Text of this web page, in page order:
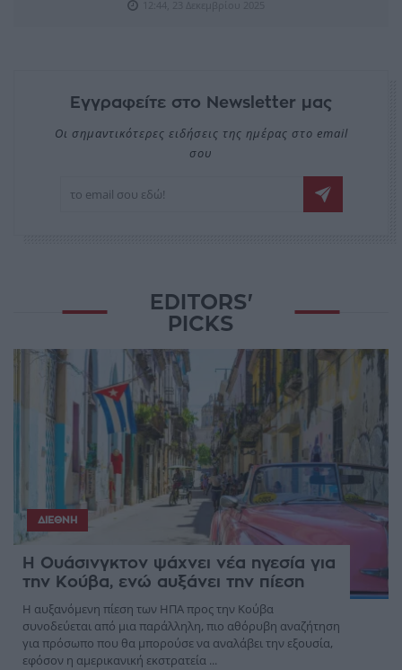
Εγγραφείτε στο Newsletter μας
Οι σημαντικότερες ειδήσεις της ημέρας στο email
σου
EDITORS'
PICKS
ΔΙΕΘΝΉ
Η Ουάσινγκτον ψάχνει νέα ηγεσία για
την Κούβα, ενώ αυξάνει την πίεση
Η αυξανόμενη πίεση των ΗΠΑ προς την Κούβα
συνοδεύεται από μια παράλληλη, πιο αθόρυβη αναζήτηση
για πρόσωπο που θα μπορούσε να αναλάβει την εξουσία,
εφόσον η αμερικανική εκστρατεία ...